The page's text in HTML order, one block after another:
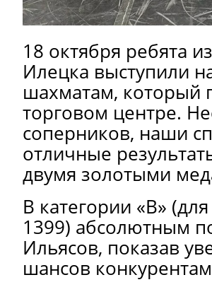
18 октября ребята
Илецка выступили
шахматам, который
торговом центре.
соперников, наши
отличные
двумя золотыми
В категории «В»
1399) абсолютным
Ильясов, показав
шансов